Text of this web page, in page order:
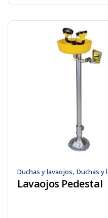
Duchas y lavaojos, Duchas y
Lavaojos Pedestal